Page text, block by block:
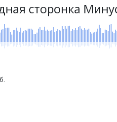
сторонка